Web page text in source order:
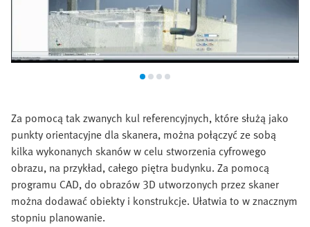
Za pomocą tak zwanych kul referencyjnych, które służą jako
punkty orientacyjne dla skanera, można połączyć ze sobą
kilka wykonanych skanów w celu stworzenia cyfrowego
obrazu, na przykład, całego piętra budynku. Za pomocą
programu CAD, do obrazów 3D utworzonych przez skaner
można dodawać obiekty i konstrukcje. Ułatwia to w znacznym
stopniu planowanie.